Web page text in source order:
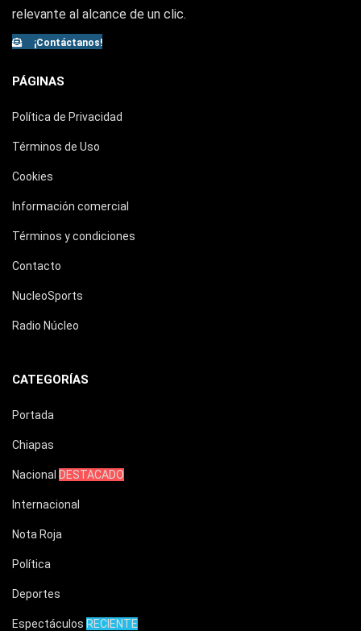
relevante al alcance de un clic.
¡Contáctanos!
PÁGINAS
Política de Privacidad
Términos de Uso
Cookies
Información comercial
Términos y condiciones
Contacto
NucleoSports
Radio Núcleo
CATEGORÍAS
Portada
Chiapas
Nacional DESTACADO
Internacional
Nota Roja
Política
Deportes
Espectáculos RECIENTE